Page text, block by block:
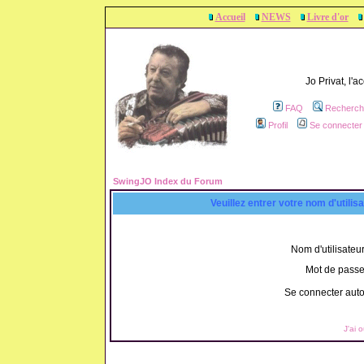
Accueil NEWS Livre d'or
Jo Privat,
FAQ
Profil
Se
SwingJO Index du Forum
Veuillez entrer votre nom
Nom
Mot de
Se connecter
J'ai